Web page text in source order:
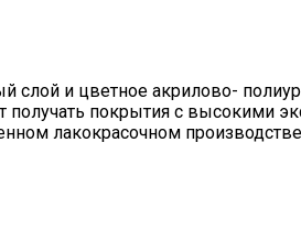
слой и цветное акрилово-
получать покрытия с высокими
лакокрасочном